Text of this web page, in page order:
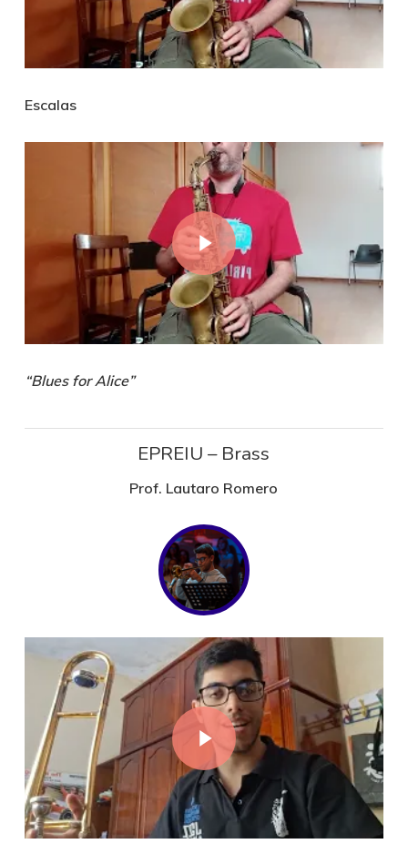
Escalas
Play Video
“Blues for Alice”
EPREIU – Brass
Prof. Lautaro Romero
Play Video